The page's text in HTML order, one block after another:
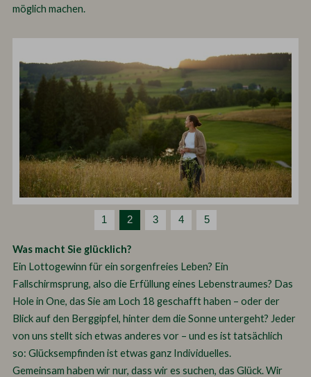
möglich machen.
1 2 3 4 5
Was macht Sie glücklich?
Ein Lottogewinn für ein sorgenfreies Leben? Ein
Fallschirmsprung, also die Erfüllung eines Lebenstraumes? Das
Hole in One, das Sie am Loch 18 geschafft haben – oder der
Blick auf den Berggipfel, hinter dem die Sonne untergeht? Jeder
von uns stellt sich etwas anderes vor – und es ist tatsächlich
so: Glücksempfinden ist etwas ganz Individuelles.
Gemeinsam haben wir nur, dass wir es suchen, das Glück. Wir